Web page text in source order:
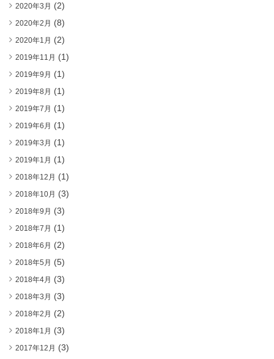
2020年3月 (2)
2020年2月 (8)
2020年1月 (2)
2019年11月 (1)
2019年9月 (1)
2019年8月 (1)
2019年7月 (1)
2019年6月 (1)
2019年3月 (1)
2019年1月 (1)
2018年12月 (1)
2018年10月 (3)
2018年9月 (3)
2018年7月 (1)
2018年6月 (2)
2018年5月 (5)
2018年4月 (3)
2018年3月 (3)
2018年2月 (2)
2018年1月 (3)
2017年12月 (3)